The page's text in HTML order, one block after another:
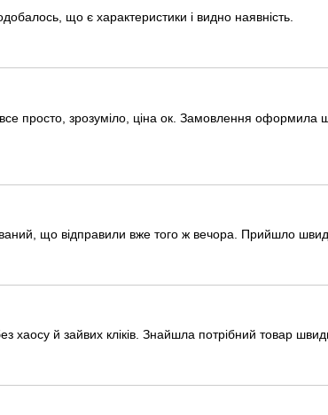
що є характеристики і видно наявність.
просто, зрозуміло, ціна ок. Замовлення оформила
що відправили вже того ж вечора. Прийшло
хаосу й зайвих кліків. Знайшла потрібний товар